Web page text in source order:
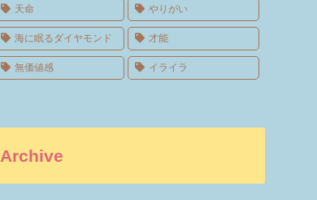
天命 やりがい
海に眠るダイヤモンド 才能
無価値感 イライラ
Archive